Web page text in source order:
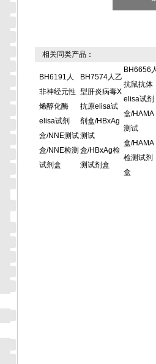
相关同类产品：
BH6191人
非神经元性
烯醇化酶
elisa试剂
盒/NNE测试
盒/NNE检测
试剂盒
BH7574人乙
型肝炎病毒X
抗原elisa试
剂盒/HBxAg
测试
盒/HBxAg检
测试剂盒
BH6656
抗鼠抗体
elisa试剂
盒/HAMA
测试
盒/HAMA
检测试剂
盒